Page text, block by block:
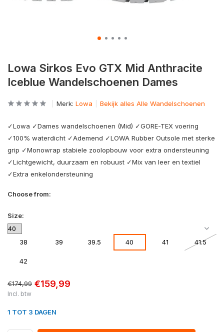
Lowa Sirkos Evo GTX Mid Anthracite
Iceblue Wandelschoenen Dames
Merk: Lowa Bekijk alles Alle Wandelschoenen
✓Lowa ✓Dames wandelschoenen (Mid) ✓GORE-TEX voering
✓100% waterdicht ✓Ademend ✓LOWA Rubber Outsole met sterke
grip ✓Monowrap stabiele zoolopbouw voor extra ondersteuning
✓Lichtgewicht, duurzaam en robuust ✓Mix van leer en textiel
✓Extra enkelondersteuning
Choose from:
Size:
38 39 39.5 40 41 41.5
42
€174,99 €159,99
Incl. btw
1 TOT 3 DAGEN